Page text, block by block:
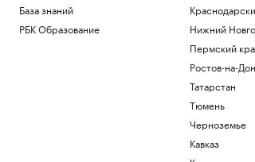
База знаний
РБК Образование
Нижний
Пермский
Ростов-на-
Татарстан
Тюмень
Черноземье
Кавказ